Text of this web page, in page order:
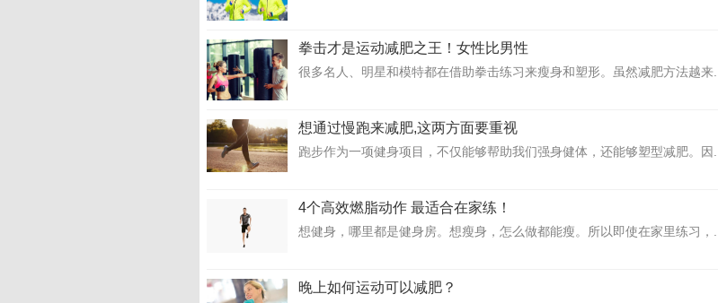
拳击才是运动减肥之王！女性比男性
很多名人、明星和模特都在借助拳击练习来瘦身和塑形。虽然减肥方法越来...
想通过慢跑来减肥,这两方面要重视
跑步作为一项健身项目，不仅能够帮助我们强身健体，还能够塑型减肥。因...
4个高效燃脂动作 最适合在家练！
想健身，哪里都是健身房。想瘦身，怎么做都能瘦。所以即使在家里练习，...
晚上如何运动可以减肥？